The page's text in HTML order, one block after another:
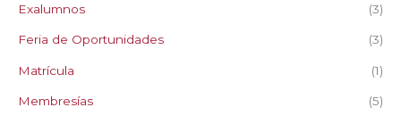
Exalumnos (3)
Feria de Oportunidades (3)
Matrícula (1)
Membresías (5)